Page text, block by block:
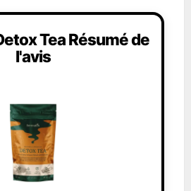
Tea Résumé de
l'avis